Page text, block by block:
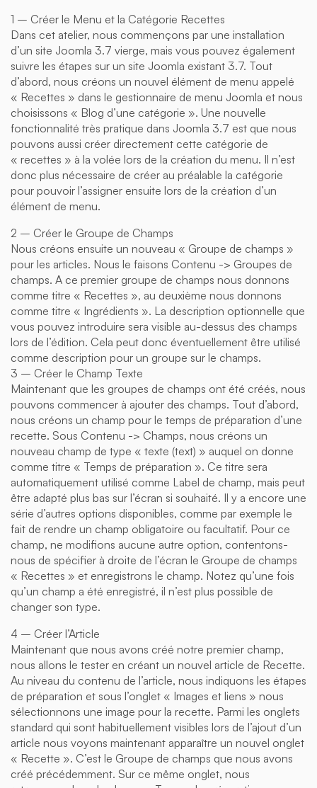
1 – Créer le Menu et la Catégorie Recettes
Dans cet atelier, nous commençons par une installation
d’un site Joomla 3.7 vierge, mais vous pouvez également
suivre les étapes sur un site Joomla existant 3.7. Tout
d’abord, nous créons un nouvel élément de menu appelé
« Recettes » dans le gestionnaire de menu Joomla et nous
choisissons « Blog d’une catégorie ». Une nouvelle
fonctionnalité très pratique dans Joomla 3.7 est que nous
pouvons aussi créer directement cette catégorie de
« recettes » à la volée lors de la création du menu. Il n’est
donc plus nécessaire de créer au préalable la catégorie
pour pouvoir l’assigner ensuite lors de la création d’un
élément de menu.
2 – Créer le Groupe de Champs
Nous créons ensuite un nouveau « Groupe de champs »
pour les articles. Nous le faisons Contenu -> Groupes de
champs. A ce premier groupe de champs nous donnons
comme titre « Recettes », au deuxième nous donnons
comme titre « Ingrédients ». La description optionnelle que
vous pouvez introduire sera visible au-dessus des champs
lors de l’édition. Cela peut donc éventuellement être utilisé
comme description pour un groupe sur le champs.
3 – Créer le Champ Texte
Maintenant que les groupes de champs ont été créés, nous
pouvons commencer à ajouter des champs. Tout d’abord,
nous créons un champ pour le temps de préparation d’une
recette. Sous Contenu -> Champs, nous créons un
nouveau champ de type « texte (text) » auquel on donne
comme titre « Temps de préparation ». Ce titre sera
automatiquement utilisé comme Label de champ, mais peut
être adapté plus bas sur l’écran si souhaité. Il y a encore une
série d’autres options disponibles, comme par exemple le
fait de rendre un champ obligatoire ou facultatif. Pour ce
champ, ne modifions aucune autre option, contentons-
nous de spécifier à droite de l’écran le Groupe de champs
« Recettes » et enregistrons le champ. Notez qu’une fois
qu’un champ a été enregistré, il n’est plus possible de
changer son type.
4 – Créer l’Article
Maintenant que nous avons créé notre premier champ,
nous allons le tester en créant un nouvel article de Recette.
Au niveau du contenu de l’article, nous indiquons les étapes
de préparation et sous l’onglet « Images et liens » nous
sélectionnons une image pour la recette. Parmi les onglets
standard qui sont habituellement visibles lors de l’ajout d’un
article nous voyons maintenant apparaître un nouvel onglet
« Recette ». C’est le Groupe de champs que nous avons
créé précédemment. Sur ce même onglet, nous